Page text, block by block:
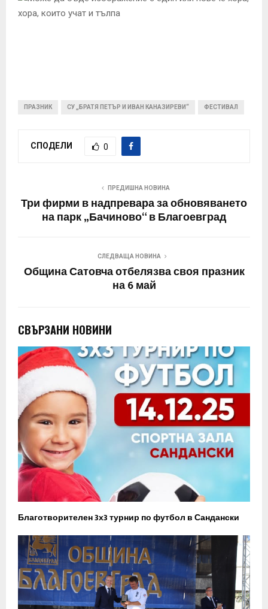
ПРАЗНИК СУ „БРАТЯ ПЕТЪР И ИВАН КАНАЗИРЕВИ“ ФЕСТИВАЛ
СПОДЕЛИ 0
ПРЕДИШНА НОВИНА
Три фирми в надпревара за обновяването
на парк „Бачиново“ в Благоевград
СЛЕДВАЩА НОВИНА
Община Сатовча отбелязва своя празник
на 6 май
СВЪРЗАНИ НОВИНИ
Благотворителен 3х3 турнир по футбол в Сандански